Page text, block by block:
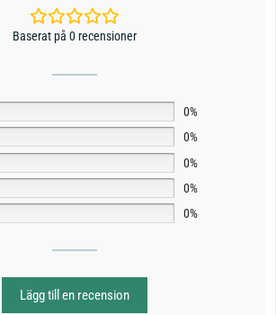
Baserat på 0 recensioner
0%
0%
0%
0%
0%
Lägg till en recension